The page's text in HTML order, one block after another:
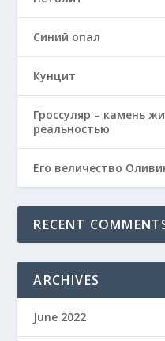
Синий опал
Кунцит
Гроссуляр – камень
реальностью
Его величество
RECENT
ARCHIVES
June 2022